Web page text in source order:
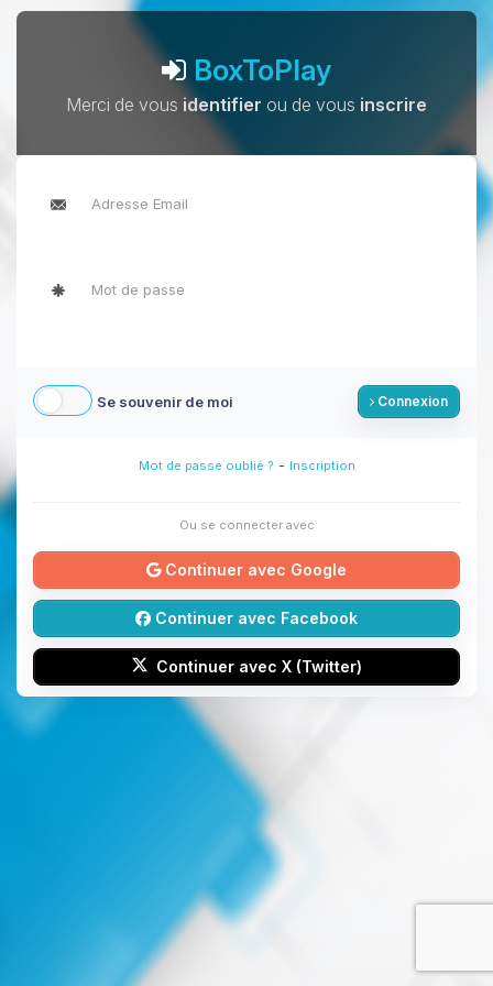
BoxToPlay
Merci de vous identifier ou de vous inscrire
Se souvenir de moi Connexion
Mot de passe oublié ? - Inscription
Ou se connecter avec
Continuer avec Google
Continuer avec Facebook
Continuer avec X (Twitter)